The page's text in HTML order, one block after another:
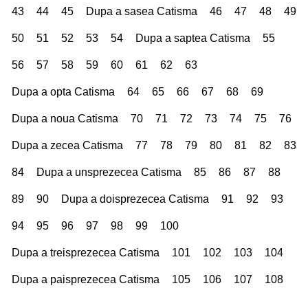
43 44 45 Dupa a sasea Catisma 46 47 48 49
50 51 52 53 54 Dupa a saptea Catisma 55
56 57 58 59 60 61 62 63
Dupa a opta Catisma 64 65 66 67 68 69
Dupa a noua Catisma 70 71 72 73 74 75 76
Dupa a zecea Catisma 77 78 79 80 81 82 83
84 Dupa a unsprezecea Catisma 85 86 87 88
89 90 Dupa a doisprezecea Catisma 91 92 93
94 95 96 97 98 99 100
Dupa a treisprezecea Catisma 101 102 103 104
Dupa a paisprezecea Catisma 105 106 107 108